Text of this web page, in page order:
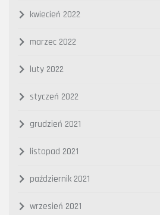
kwiecień 2022
marzec 2022
luty 2022
styczeń 2022
grudzień 2021
listopad 2021
październik 2021
wrzesień 2021